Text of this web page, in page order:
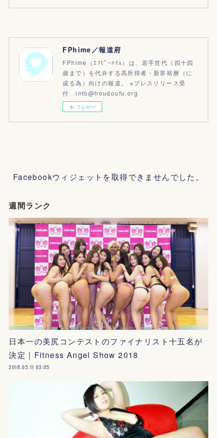
FPhime／報道府
FPhime（ｴﾌﾋﾟｰﾊｲﾑ）は、若手世代（四十四
歳まで）を代弁する高所得者・新富裕層（に
成る為）向けの報道。 ※プレスリリース受
付 info@houdoufu.org
フォロー
Facebookウィジェットを取得できませんでした。
週間ランク
日本一の美尻コンテストのファイナリスト十五名が
決定｜Fitness Angel Show 2018
2018.05.11 03:05